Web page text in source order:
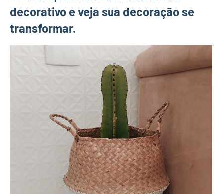
decorativo e veja sua decoração se
transformar.